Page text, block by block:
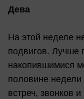
Дева
На этой неделе
подвигов. Лучше
накопившимися
половине недели
встреч, звонков